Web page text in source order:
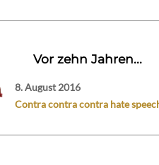
Vor zehn Jahren...
8. August 2016
Contra contra contra hate